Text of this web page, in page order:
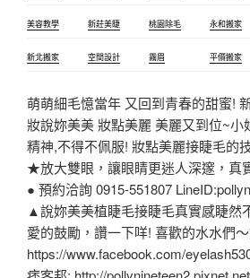
美容教學 新莊美睫 桃園除毛 永和搬家
新北搬家 空間設計 霧眉 平價搬家
萌萌細毛憶當年 又回到青春的甜蜜!
妝說妳美美 妝點美麗 美麗又到位~小
精神,不得不佩服! 妝點美麗接睫毛的
★放大雙眼，讓眼睛更迷人深邃，真
● 預約洽詢 0915-551807
▲說妳美美植睫毛接睫毛真實感睫然
愛的鼓勵，讚一下咩! 喜歡的水水們
https://www.facebook.com/